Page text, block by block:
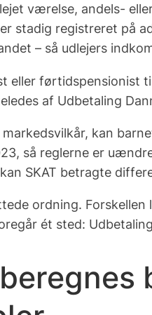
værelse, andels-
stadig registreret på
– så udlejers
eller førtidspensionist
af Udbetaling
kan
så reglerne er
SKAT betragte
ordning.
ét sted: